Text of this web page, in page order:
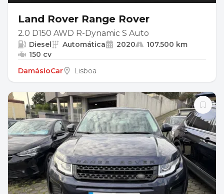
Land Rover Range Rover
2.0 D150 AWD R-Dynamic S Auto
Diesel Automática 2020
107.500 km
150 cv
DamásioCar
Lisboa